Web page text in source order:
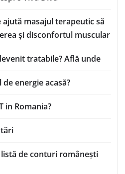
ajută masajul terapeutic să
și disconfortul muscular
tratabile? Află unde
energie acasă?
in Romania?
de conturi românești